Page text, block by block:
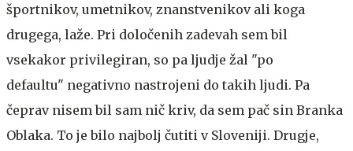
športnikov, umetnikov, znanstvenikov ali koga
drugega, laže. Pri določenih zadevah sem bil
vsekakor privilegiran, so pa ljudje žal "po
defaultu" negativno nastrojeni do takih ljudi. Pa
čeprav nisem bil sam nič kriv, da sem pač sin Branka
Oblaka. To je bilo najbolj čutiti v Sloveniji. Drugje,